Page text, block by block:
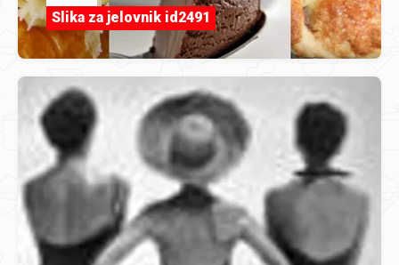
Slika za jelovnik id2491